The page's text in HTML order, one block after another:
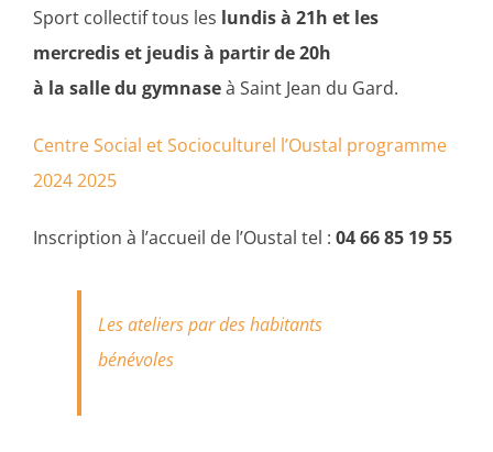
Sport collectif tous les lundis à 21h et les
mercredis et jeudis à partir de 20h
à la salle du gymnaseà Saint Jean du Gard.
Centre Social et Socioculturel l’Oustal programme
2024 2025
Inscription à l’accueil de l’Oustal tel : 04 66 85 19 55
Les ateliers par des habitants
bénévoles